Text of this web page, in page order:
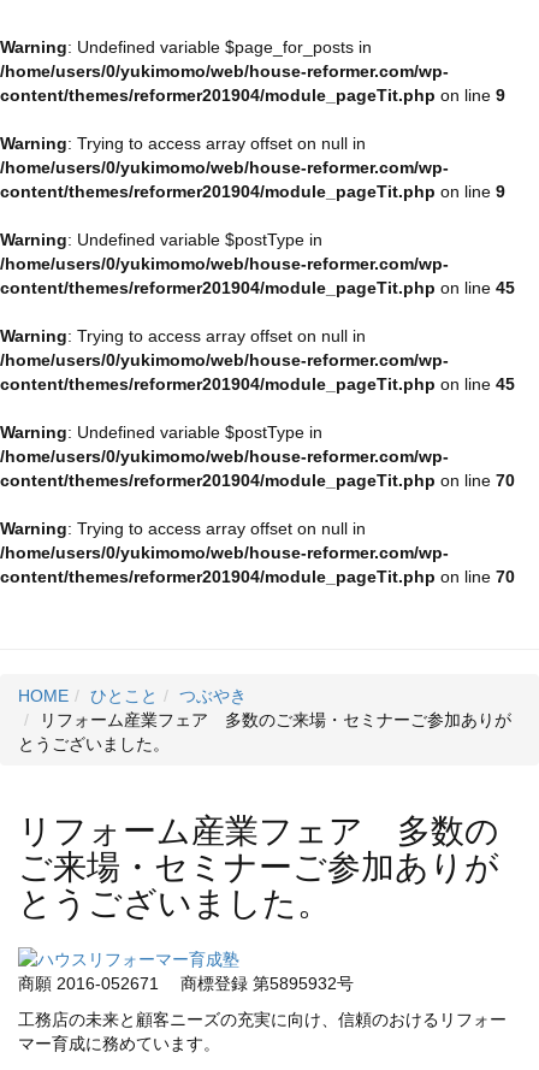
Warning: Undefined variable $page_for_posts in
/home/users/0/yukimomo/web/house-reformer.com/wp-
content/themes/reformer201904/module_pageTit.php on line 9
Warning: Trying to access array offset on null in
/home/users/0/yukimomo/web/house-reformer.com/wp-
content/themes/reformer201904/module_pageTit.php on line 9
Warning: Undefined variable $postType in
/home/users/0/yukimomo/web/house-reformer.com/wp-
content/themes/reformer201904/module_pageTit.php on line 45
Warning: Trying to access array offset on null in
/home/users/0/yukimomo/web/house-reformer.com/wp-
content/themes/reformer201904/module_pageTit.php on line 45
Warning: Undefined variable $postType in
/home/users/0/yukimomo/web/house-reformer.com/wp-
content/themes/reformer201904/module_pageTit.php on line 70
Warning: Trying to access array offset on null in
/home/users/0/yukimomo/web/house-reformer.com/wp-
content/themes/reformer201904/module_pageTit.php on line 70
HOME ひとこと
つぶやき
リフォーム産業フェア 多数のご来場・セミナーご参加ありが
とうございました。
リフォーム産業フェア 多数の
ご来場・セミナーご参加ありが
とうございました。
商願 2016-052671
商標登録 第5895932号
工務店の未来と顧客ニーズの充実に向け、信頼のおけるリフォー
マー育成に務めています。